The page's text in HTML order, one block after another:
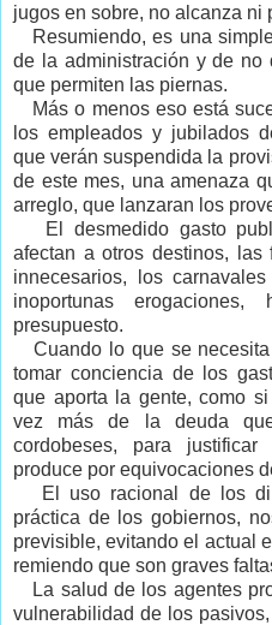
jugos en sobre, no alcanza ni
Resumiendo, es una
de la administración y de
que permiten las piernas.
Más o menos eso está
los empleados y jubilados
que verán suspendida la
de este mes, una amenaza
arreglo, que lanzaran los
El desmedido gasto
afectan a otros destinos, las
innecesarios, los
inoportunas erogaciones,
presupuesto.
Cuando lo que se
tomar conciencia de los
que aporta la gente, como
vez más de la deuda
cordobeses, para
produce por equivocaciones
El uso racional de los
práctica de los gobiernos,
previsible, evitando el actual
remiendo que son graves
La salud de los agentes
vulnerabilidad de los